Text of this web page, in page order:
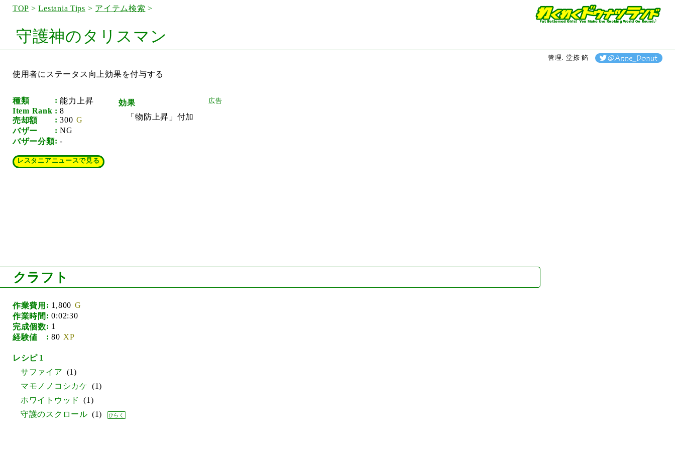
TOP >Lestania Tips > アイテム検索 >
守護神のタリスマン
管理: 堂捺 餡
使用者にステータス向上効果を付与する
種類
能力上昇
Item Rank
8
売却額
300
バザー
NG
バザー分類
-
レスタニアニュースで見る
効果
「物防上昇」付加
クラフト
作業費用
1,800
作業時間
0:02:30
完成個数
1
経験値
80
1
サファイア
1
マモノノコシカケ
1
ホワイトウッド
1
守護のスクロール
1